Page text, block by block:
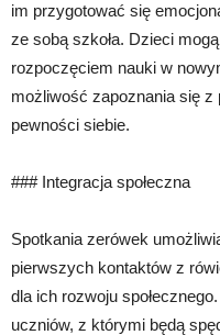
im przygotować się
ze sobą szkoła. Dzieci
rozpoczęciem nauki w
możliwość zapoznania się z
pewności siebie.
### Integracja społeczna
Spotkania zerówek
pierwszych kontaktów z
dla ich rozwoju
uczniów, z którymi będą